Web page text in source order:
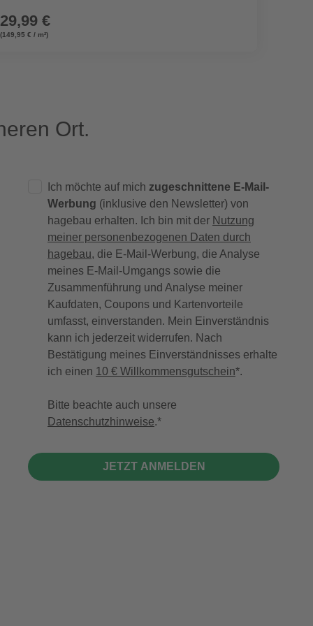
29,99 €
(149,95 € / m²)
Ort.
Ich möchte auf mich zugeschnittene E-Mail-
Werbung (inklusive den Newsletter) von
hagebau erhalten. Ich bin mit der Nutzung
meiner personenbezogenen Daten durch
hagebau, die E-Mail-Werbung, die Analyse
meines E-Mail-Umgangs sowie die
Zusammenführung und Analyse meiner
Kaufdaten, Coupons und Kartenvorteile
umfasst, einverstanden. Mein Einverständnis
kann ich jederzeit widerrufen. Nach
Bestätigung meines Einverständnisses erhalte
ich einen 10 € Willkommensgutschein*.
Bitte beachte auch unsere
Datenschutzhinweise.
JETZT ANMELDEN